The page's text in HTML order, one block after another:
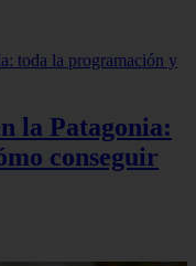
la Patagonia:
conseguir